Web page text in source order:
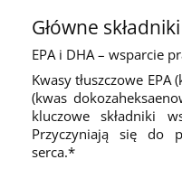
Główne składniki
EPA i DHA – wsparcie
Kwasy tłuszczowe
(kwas
kluczowe składniki
Przyczyniają się do
serca.*